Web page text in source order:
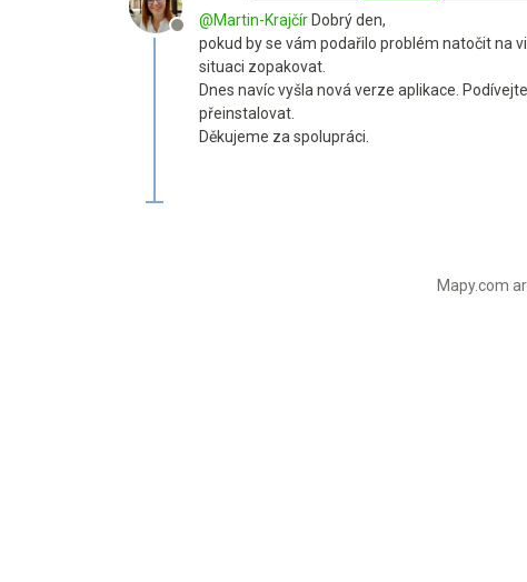
Offline
@Martin-Krajčír Dobrý den,
pokud by se vám podařilo problém natočit na
situaci zopakovat.
Dnes navíc vyšla nová verze aplikace.
přeinstalovat.
Děkujeme za spolupráci.
Mapy.com